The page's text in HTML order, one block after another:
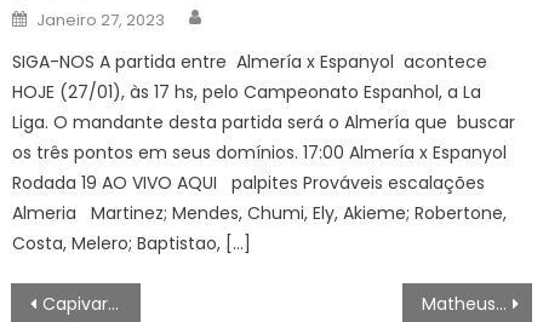
Posted
on
Janeiro 27, 2023
SIGA-NOS A partida entre Almería x Espanyol acontece
HOJE (27/01), às 17 hs, pelo Campeonato Espanhol, a La
Liga. O mandante desta partida será o Almería que buscar
os três pontos em seus domínios. 17:00 Almería x Espanyol
Rodada 19 AO VIVO AQUI palpites Prováveis escalações
Almeria Martinez; Mendes, Chumi, Ely, Akieme; Robertone,
Costa, Melero; Baptistao, […]
Navegação
Capivara é agredida na zona norte do Rio e autores são presos Matheus Lima fecha Mundial Indoor em sétimo nos 400m na Polônia